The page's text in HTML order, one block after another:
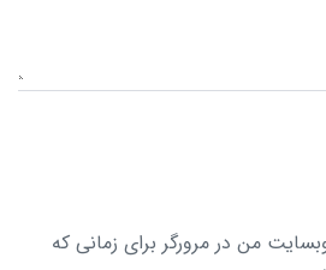
من در مرورگر برای زمانی که